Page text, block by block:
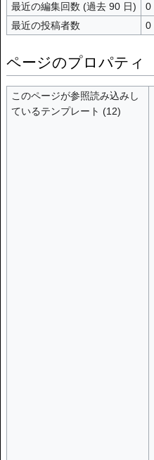
最近の編集回数 (過去 90 日)
0
最近の投稿者数
0
ページのプロパティ
このページが参照読み込みし
ているテンプレート (12)